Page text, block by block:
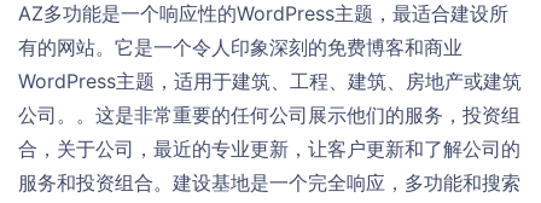
AZ多功能是一个响应性的WordPress主题，最适合建设所
有的网站。它是一个令人印象深刻的免费博客和商业
WordPress主题，适用于建筑、工程、建筑、房地产或建筑
公司。。这是非常重要的任何公司展示他们的服务，投资组
合，关于公司，最近的专业更新，让客户更新和了解公司的
服务和投资组合。建设基地是一个完全响应，多功能和搜索